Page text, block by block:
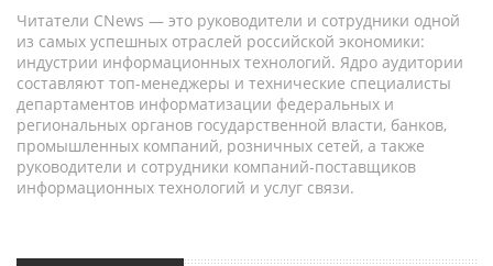
Читатели CNews — это руководители и сотрудники одной
из самых успешных отраслей российской экономики:
индустрии информационных технологий. Ядро аудитории
составляют топ-менеджеры и технические специалисты
департаментов информатизации федеральных и
региональных органов государственной власти, банков,
промышленных компаний, розничных сетей, а также
руководители и сотрудники компаний-поставщиков
информационных технологий и услуг связи.